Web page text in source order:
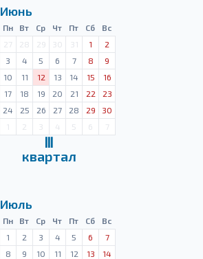
Июнь
Пн Вт Ср Чт Пт Сб
Вс
27 28 29 30 31 1
2
3 4 5 6 7 8
9
10 11 12 13 14 15
16
17 18 19 20 21 22
23
24 25 26 27 28 29
30
1 2 3 4 5 6 7
Ⅲ
квартал
Июль
Пн Вт Ср Чт Пт Сб
Вс
1 2 3 4 5 6
7
8 9 10 11 12 13
14